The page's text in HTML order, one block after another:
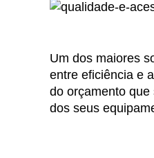
Um dos maiores
entre eficiência e
do orçamento
dos seus